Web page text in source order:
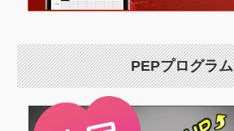
PEPプログラム